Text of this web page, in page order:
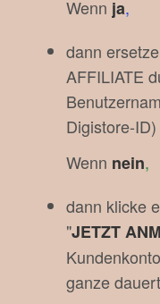
Wenn ja,
dann
AFFILIATE
Digistore-
Wenn nein,
dann klicke
"JETZT
ganze